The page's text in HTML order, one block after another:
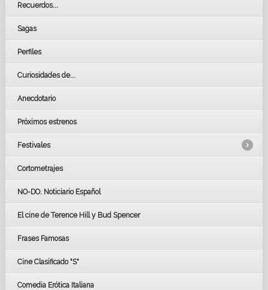
Recuerdos...
Sagas
Perfiles
Curiosidades de...
Anecdotario
Próximos estrenos
Festivales
LOS OSCARS
GOYAS
BAFTA
Cortometrajes
NO-DO. Noticiario Español
El cine de Terence Hill y Bud Spencer
Frases Famosas
Cine Clasificado "S"
Comedia Erótica Italiana